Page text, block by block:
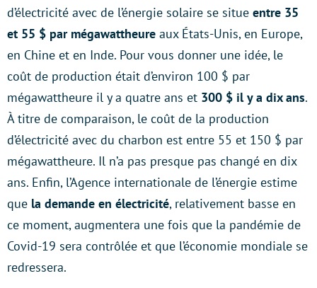
d’électricité avec de l’énergie solaire se situe entre 35
et 55 $ par mégawattheure aux États-Unis, en Europe,
en Chine et en Inde. Pour vous donner une idée, le
coût de production était d’environ 100 $ par
mégawattheure il y a quatre ans et 300 $ il y a dix ans.
À titre de comparaison, le coût de la production
d’électricité avec du charbon est entre 55 et 150 $ par
mégawattheure. Il n’a pas presque pas changé en dix
ans. Enfin, l’Agence internationale de l’énergie estime
que la demande en électricité, relativement basse en
ce moment, augmentera une fois que la pandémie de
Covid-19 sera contrôlée et que l’économie mondiale se
redressera.